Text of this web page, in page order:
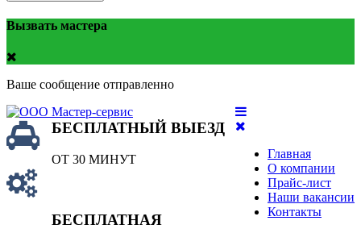
Вызвать мастера
Ваше сообщение отправленно
Главная
О компании
Прайс-лист
Наши вакансии
Контакты
БЕСПЛАТНЫЙ ВЫЕЗД
ОТ 30 МИНУТ
БЕСПЛАТНАЯ